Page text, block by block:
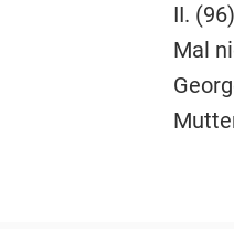
II.
Mal